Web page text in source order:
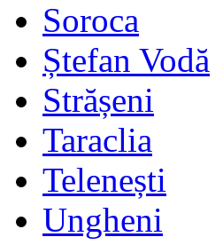
Soroca
Ștefan Vodă
Strășeni
Taraclia
Telenești
Ungheni